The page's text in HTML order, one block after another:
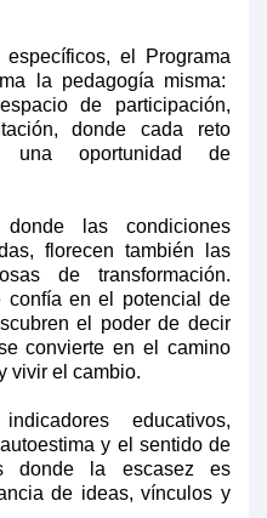
el Programa
la pedagogía misma:
de participación,
donde cada reto
una oportunidad de
las condiciones
florecen también las
de transformación.
confía en el potencial de
el poder de decir
convierte en el camino
vivir el cambio.
educativos,
y el sentido de
donde la escasez es
de ideas, vínculos y